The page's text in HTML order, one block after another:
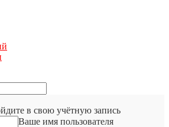
в свою учётную запись
Ваше имя пользователя